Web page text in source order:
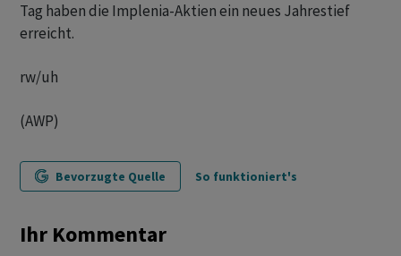
Tag haben die Implenia-Aktien ein neues Jahrestief
erreicht.
rw/uh
(AWP)
Bevorzugte Quelle So funktioniert's
Ihr Kommentar